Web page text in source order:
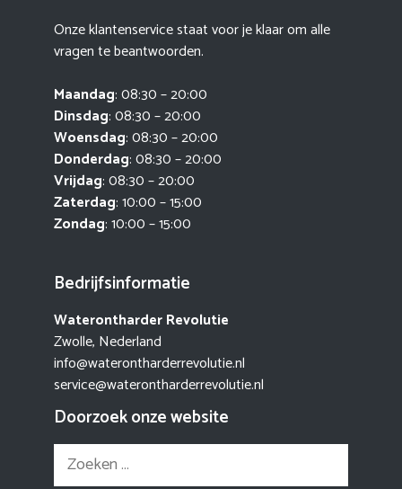
Onze klantenservice staat voor je klaar om alle
vragen te beantwoorden.
Maandag: 08:30 – 20:00
Dinsdag: 08:30 – 20:00
Woensdag: 08:30 – 20:00
Donderdag: 08:30 – 20:00
Vrijdag: 08:30 – 20:00
Zaterdag: 10:00 – 15:00
Zondag: 10:00 – 15:00
Bedrijfsinformatie
Waterontharder Revolutie
Zwolle, Nederland
info@waterontharderrevolutie.nl
service@waterontharderrevolutie.nl
Doorzoek onze website
Zoek
naar: